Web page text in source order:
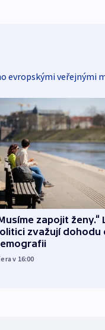
evropskými veřejnými
zapojit ženy.“
zvažují dohodu
v 16:00